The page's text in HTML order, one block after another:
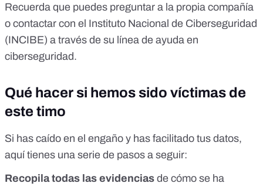
Recuerda que puedes preguntar a la propia compañía
o contactar con el Instituto Nacional de Ciberseguridad
(INCIBE) a través de su línea de ayuda en
ciberseguridad.
Qué hacer si hemos sido víctimas de
este timo
Si has caído en el engaño y has facilitado tus datos,
aquí tienes una serie de pasos a seguir:
Recopila todas las evidencias de cómo se ha